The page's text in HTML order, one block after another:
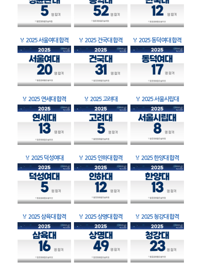
🏅 2025 서울여대 합격 🏅 2025 건국대 합격 🏅 2025 동덕여대 합격
🏅 2025 연세대 합격 🏅 2025 고려대 🏅 2025 서울시립대
🏅 2025 덕성여대 🏅 2025 인하대 합격 🏅 2025 한양대 합격
🏅 2025 삼육대 합격 🏅 2025 상명대 합격 🏅 2025 청강대 합격